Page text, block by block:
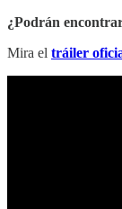
¿Podrán
Mira el tráiler